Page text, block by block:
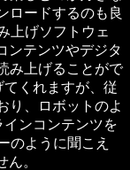
ロードするのも良
上げソフトウェ
ンテンツやデジタ
み上げることがで
てくれますが、従
り、ロボットのよ
インコンテンツを
のように聞こえ
ん。